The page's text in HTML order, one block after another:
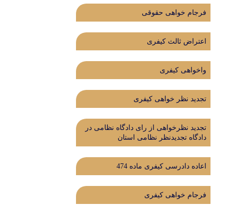
فرجام خواهی حقوقی
اعتراض ثالث کیفری
واخواهی کیفری
تجدید نظر خواهی کیفری
تجدید نظرخواهی از رای دادگاه‌ نظامی در
دادگاه تجدیدنظر نظامی استان
اعاده دادرسی کیفری ماده 474
فرجام خواهی کیفری